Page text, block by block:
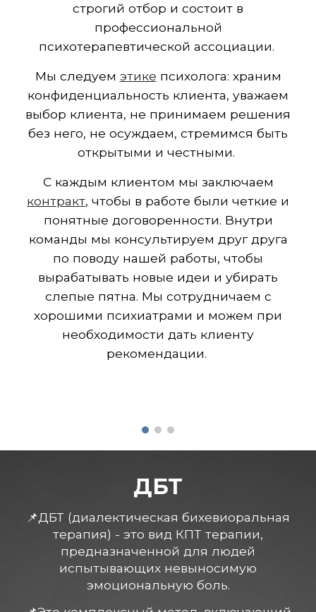
строгий отбор и состоит в
профессиональной
психотерапевтической ассоциации.
Мы следуем этике психолога: храним
конфиденциальность клиента, уважаем
выбор клиента, не принимаем решения
без него, не осуждаем, стремимся быть
открытыми и честными.
С каждым клиентом мы заключаем
контракт, чтобы в работе были четкие и
понятные договоренности. Внутри
команды мы консультируем друг друга
по поводу нашей работы, чтобы
вырабатывать новые идеи и убирать
слепые пятна. Мы сотрудничаем с
хорошими психиатрами и можем при
необходимости дать клиенту
рекомендации.
ДБТ
📌ДБТ (диалектическая бихевиоральная
терапия) - это вид КПТ терапии,
предназначенной для людей
испытывающих невыносимую
эмоциональную боль.